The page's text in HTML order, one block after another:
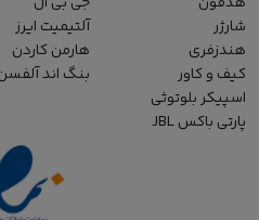
شارژر
هندزفری
کیف و کاور
اسپیکر بلوتوثی
پارتی باکس JBL
آلتیمیت ایرز
هارمن کاردن
بنگ اند